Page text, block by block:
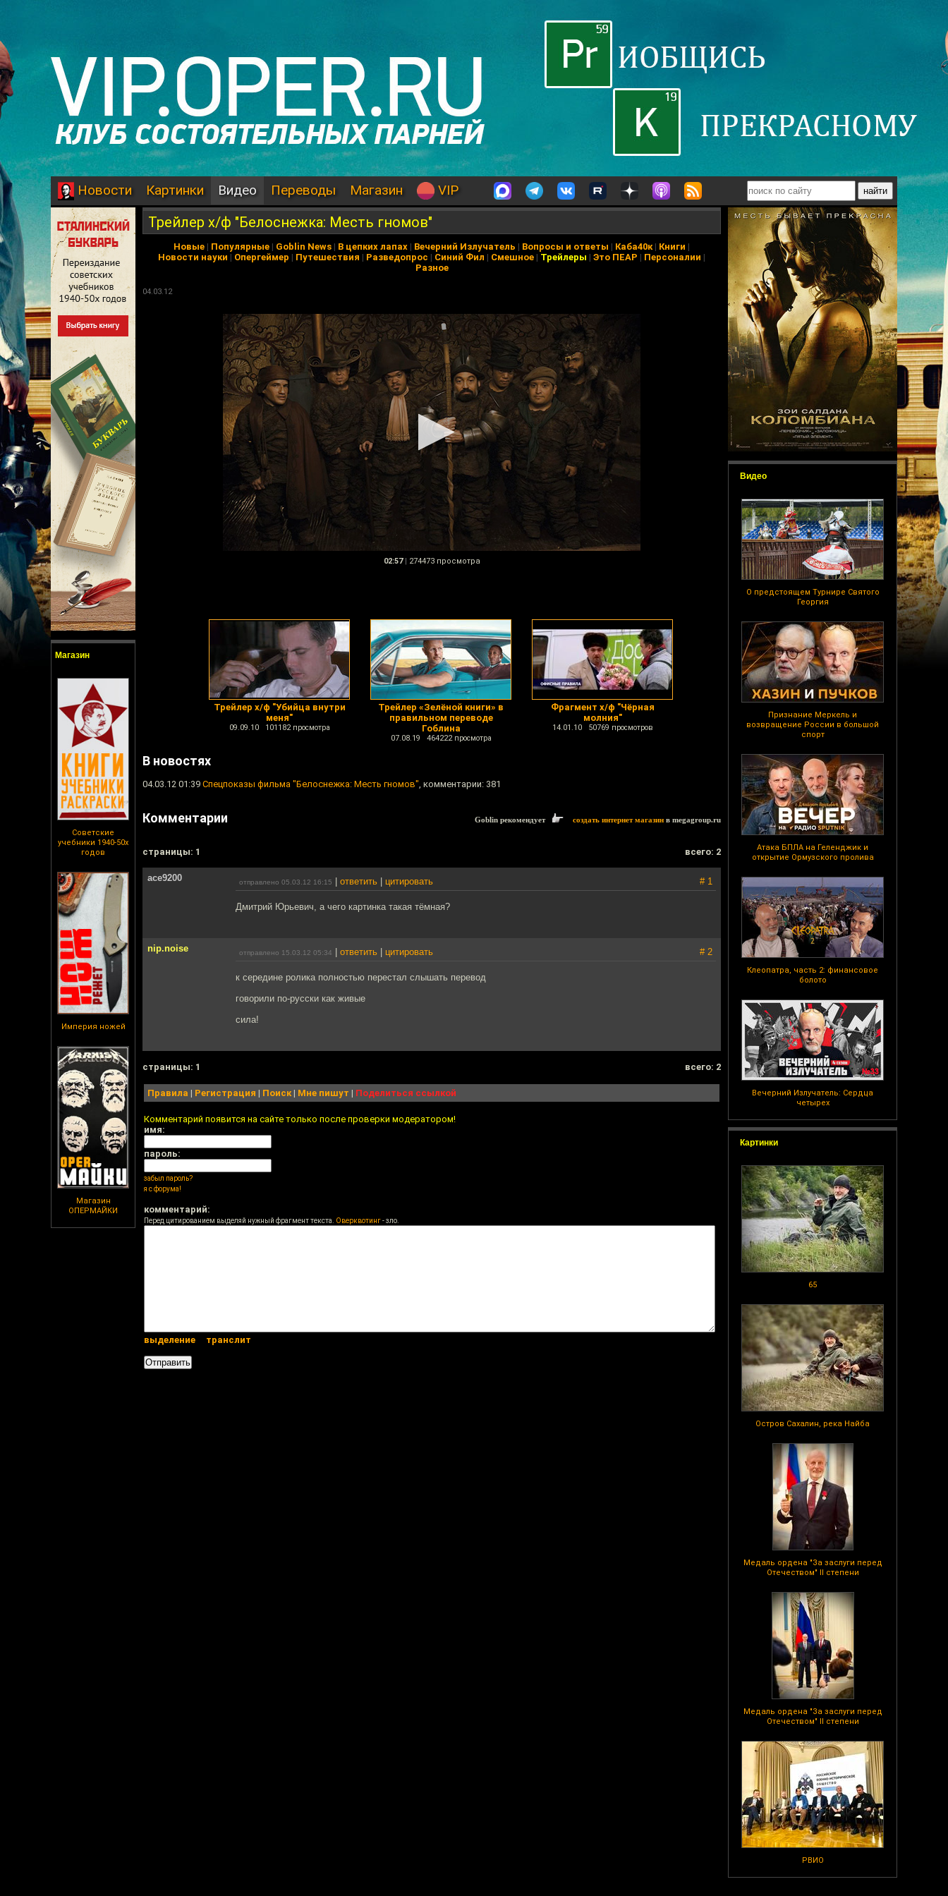
Новости Картинки Видео Переводы Магазин VIP
Магазин
Советские
учебники 1940-50х
годов
Империя ножей
Магазин
ОПЕРМАЙКИ
Видео
О предстоящем Турнире Святого
Георгия
Признание Меркель и
возвращение России в большой
спорт
Атака БПЛА на Геленджик и
открытие Ормузского пролива
Клеопатра, часть 2: финансовое
болото
Вечерний Излучатель: Сердца
четырех
Картинки
65
Остров Сахалин, река Найба
Медаль ордена "За заслуги перед
Отечеством" II степени
Медаль ордена "За заслуги перед
Отечеством" II степени
РВИО
Трейлер х/ф "Белоснежка: Месть гномов"
Новые | Популярные | Goblin News | В цепких лапах | Вечерний Излучатель | Вопросы и ответы | Каба40к| Книги |
Новости науки | Опергеймер | Путешествия | Разведопрос | Синий Фил | Смешное | Трейлеры | Это ПЕАР | Персоналии |
Разное
04.03.12
02:57 | 274473 просмотра
Трейлер х/ф "Убийца внутри
меня"
09.09.10 101182 просмотра
Трейлер «Зелёной книги» в
правильном переводе
Гоблина
07.08.19 464222 просмотра
Фрагмент х/ф "Чёрная
молния"
14.01.10 50769 просмотров
В новостях
04.03.12 01:39 Спецпоказы фильма "Белоснежка: Месть гномов", комментарии: 381
Комментарии Goblin рекомендует создать интернет магазин в megagroup.ru
cтраницы: 1 всего: 2
ace9200 отправлено 05.03.12 16:15 ответить цитировать # 1
Дмитрий Юрьевич, а чего картинка такая тёмная?
nip.noise отправлено 15.03.12 05:34 ответить цитировать # 2
к середине ролика полностью перестал слышать перевод
говорили по-русски как живые
сила!
cтраницы: 1 всего: 2
Правила | Регистрация | Поиск| Мне пишут | Поделиться ссылкой
Комментарий появится на сайте только после проверки модератором!
имя:
пароль:
забыл пароль?
я с форума!
комментарий:
Перед цитированием выделяй нужный фрагмент текста. Оверквотинг- зло.
выделение транслит